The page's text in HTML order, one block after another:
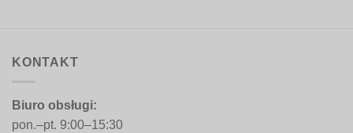
KONTAKT
Biuro obsługi:
pon.–pt. 9:00–15:30